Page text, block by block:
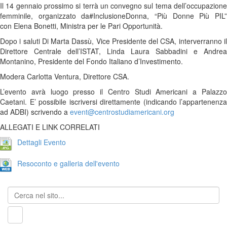
Il 14 gennaio prossimo si terrà un convegno sul tema dell’occupazione
femminile, organizzato da#InclusioneDonna, “Più Donne Più PIL”
con Elena Bonetti, Ministra per le Pari Opportunità.
Dopo i saluti Di Marta Dassù, Vice Presidente del CSA, interverranno il
Direttore Centrale dell’ISTAT, Linda Laura Sabbadini e Andrea
Montanino, Presidente del Fondo Italiano d’Investimento.
Modera Carlotta Ventura, Direttore CSA.
L’evento avrà luogo presso il Centro Studi Americani a Palazzo
Caetani. E’ possibile iscriversi direttamente (indicando l’appartenenza
ad ADBI) scrivendo a event@centrostudiamericani.org
ALLEGATI E LINK CORRELATI
Dettagli Evento
Resoconto e galleria dell'evento